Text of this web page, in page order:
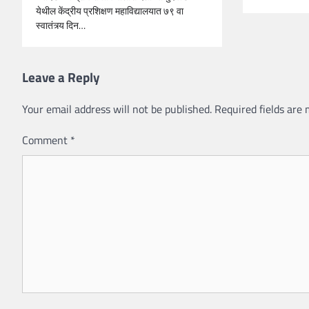
येथील केंद्रीय प्रशिक्षण महाविद्यालयात ७९ वा
स्वातंत्र्य दिन…
Leave a Reply
Your email address will not be published. Required fields are
Comment *